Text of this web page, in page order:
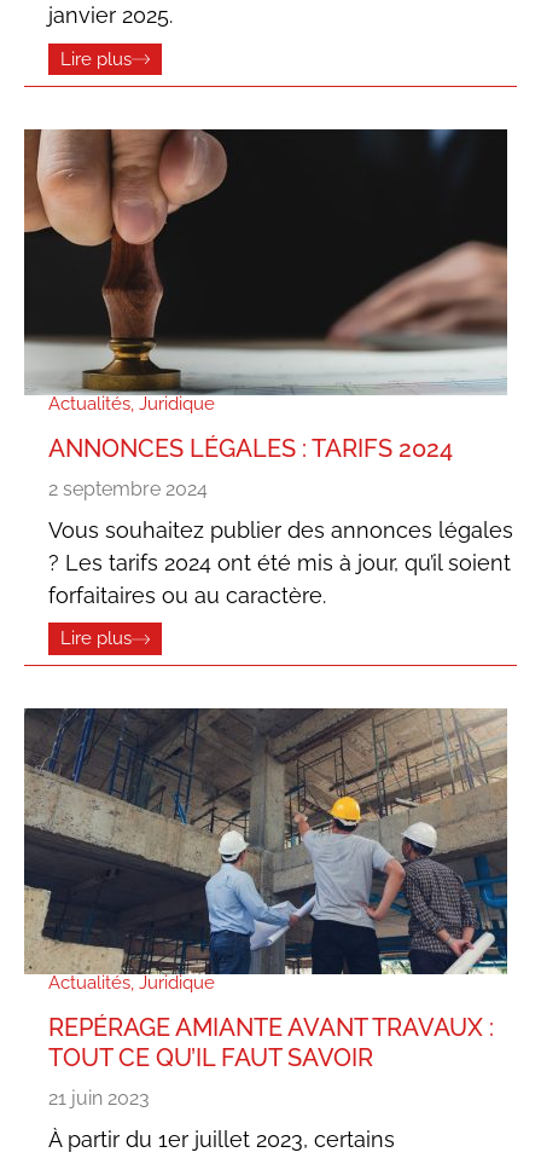
janvier 2025.
Lire plus
Actualités ,Juridique
ANNONCES LÉGALES : TARIFS 2024
2 septembre 2024
Vous souhaitez publier des annonces légales
? Les tarifs 2024 ont été mis à jour, qu’il soient
forfaitaires ou au caractère.
Lire plus
Actualités,Juridique
REPÉRAGE AMIANTE AVANT TRAVAUX :
TOUT CE QU’IL FAUT SAVOIR
21 juin 2023
À partir du 1er juillet 2023, certains